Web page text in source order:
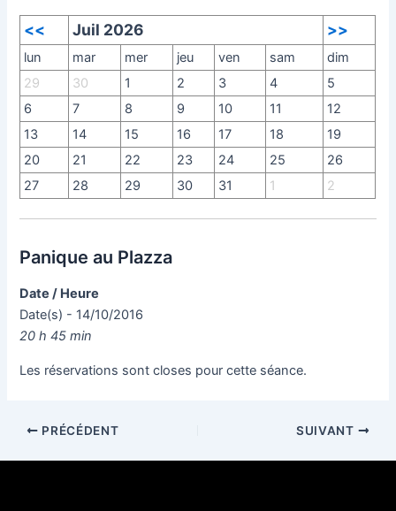
<< Juil 2026 >>
lun mar mer jeu ven sam
dim
29
30 1 2 3 4
5
6
7 8 9 10 11
12
13
14 15 16 17 18
19
20
21 22 23 24 25
26
27
28 29 30 31 1 2
Panique au Plazza
Date / Heure
Date(s) - 14/10/2016
20 h 45 min
Les réservations sont closes pour cette séance.
PRÉCÉDENT SUIVANT